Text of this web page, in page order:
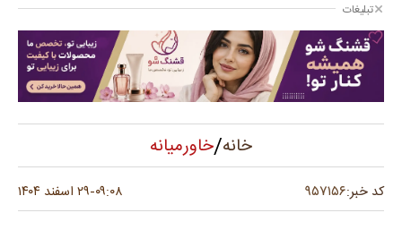
تبلیغات
خانه/خاورمیانه
کد خبر:۹۵۷۱۵۶ ۰۹:۰۸-۲۹ اسفند ۱۴۰۴